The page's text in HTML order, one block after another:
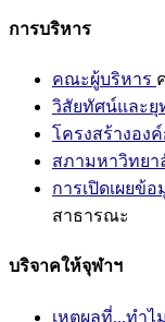
การบริหาร
คณะผู้บริหาร
วิสัยทัศน์และยุ
โครงสร้างอง
สภามหาวิทยา
การเปิดเผยข้
สาธารณะ
บริจาคให้จุฬาฯ
เหตุผลที่...ทำไ